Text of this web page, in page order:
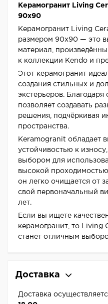
Керамогранит Living
90x90
Керамогранит Living
размером 90x90 — это
материал,
к коллекции Kendo и
Этот керамогранит
создания стильных и
экстерьеров.
позволяет создавать
решения, подчёркивая
пространства.
Keramogranit обладает
устойчивостью к
выбором для
высокой
он легко очищается от
свой первоначальный
лет.
Если вы ищете
керамогранит, то Living
станет отличным
Доставка
Доставка